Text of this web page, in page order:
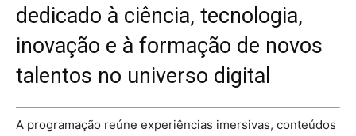
dedicado à ciência, tecnologia,
inovação e à formação de novos
talentos no universo digital
A programação reúne experiências imersivas, conteúdos